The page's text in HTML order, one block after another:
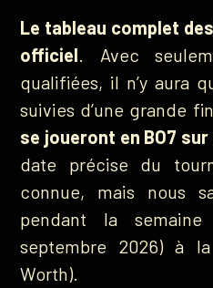
Le tableau complet
officiel . Avec
qualifiées, il n’y aura
suivies d’une grande
se joueront en BO7
date précise du
connue, mais nous
pendant la
septembre 2026) à
Worth).